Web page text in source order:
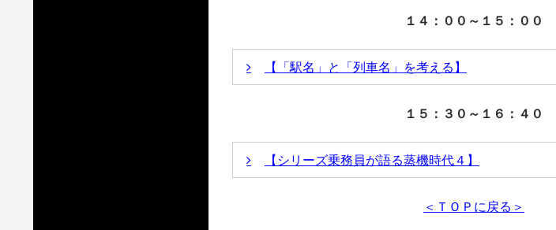
伊藤 桃さん
「桃のふわり鉄道旅」が電子書籍化されるなど、
北海道の鉄道には思い入れがあるとのことで、そ
女子鉄アイドルならではの視点に注目
コンベンション内特設ステージにて
国鉄機関士として活躍した撮影者ならではの貴重な
機」の動画は決して色褪せる事はありません。
当時の思い出を振り返る60分のステージをお楽しみ
写真展同時開催！
今年度のテーマである北辺の地「北海道」を舞台に活
介します。
辺の機関車たち」のページより抜粋して紹介。会場で
フォーラムディスカッション【
１４：００～１５：００
【「駅名」と「列車名」を考える】
【「駅名」と「列車名」を
１５：３０～１６：４０
【シリーズ乗務員が語る蒸機時代４】
【シリーズ乗務員が語る蒸
＜ＴＯＰに戻る＞